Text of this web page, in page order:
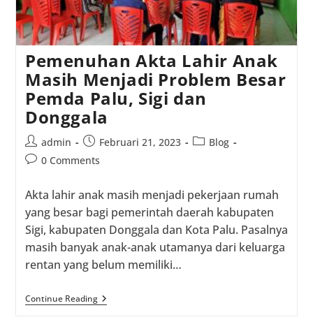
Pemenuhan Akta Lahir Anak
Masih Menjadi Problem Besar
Pemda Palu, Sigi dan
Donggala
Post
author:
admin
Post
published:
Februari 21, 2023
PostBlog
Post0 Comments
Akta lahir anak masih menjadi pekerjaan rumah
yang besar bagi pemerintah daerah kabupaten
Sigi, kabupaten Donggala dan Kota Palu. Pasalnya
masih banyak anak-anak utamanya dari keluarga
rentan yang belum memiliki…
Continue ReadingPemenuhan
Akta